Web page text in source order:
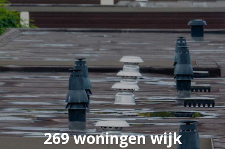
269 woningen wijk